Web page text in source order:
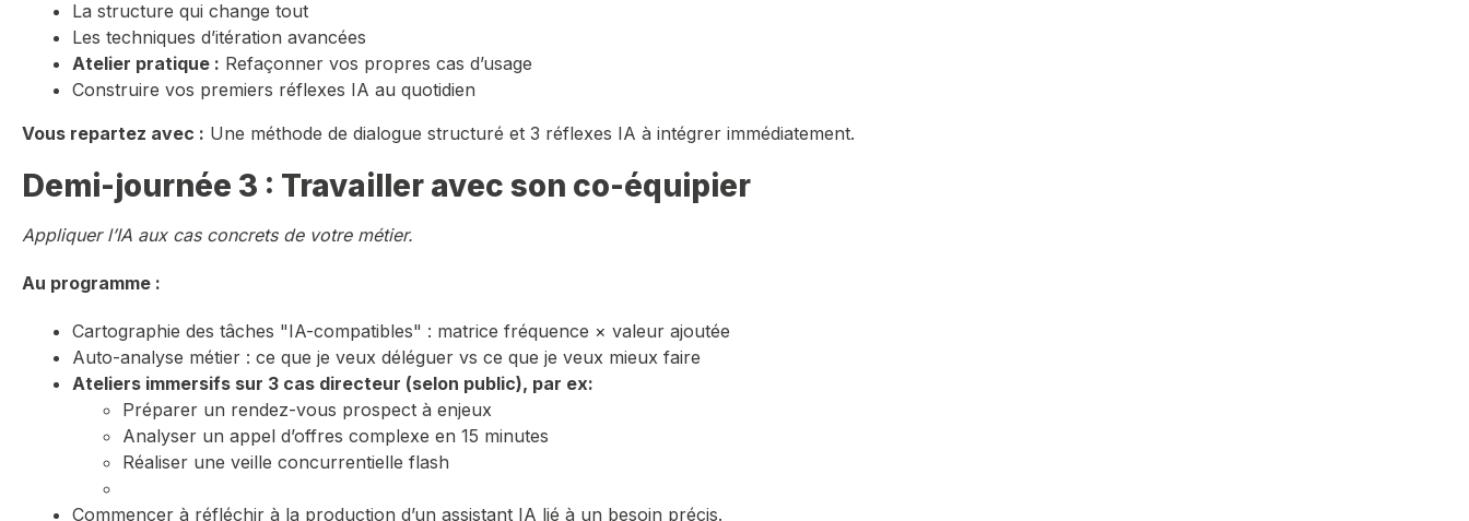
La structure qui change tout
Les techniques d’itération avancées
Atelier pratique : Refaçonner vos propres cas d’usage
Construire vos premiers réflexes IA au quotidien
Vous repartez avec : Une méthode de dialogue structuré et 3 réflexes IA à intégrer immédiatement.
Demi-journée 3 : Travailler avec son co-équipier
Appliquer l’IA aux cas concrets de votre métier.
Au programme :
Cartographie des tâches "IA-compatibles" : matrice fréquence × valeur ajoutée
Auto-analyse métier : ce que je veux déléguer vs ce que je veux mieux faire
Ateliers immersifs sur 3 cas directeur (selon public), par ex:
Préparer un rendez-vous prospect à enjeux
Analyser un appel d’offres complexe en 15 minutes
Réaliser une veille concurrentielle flash
Commencer à réfléchir à la production d’un assistant IA lié à un besoin précis.